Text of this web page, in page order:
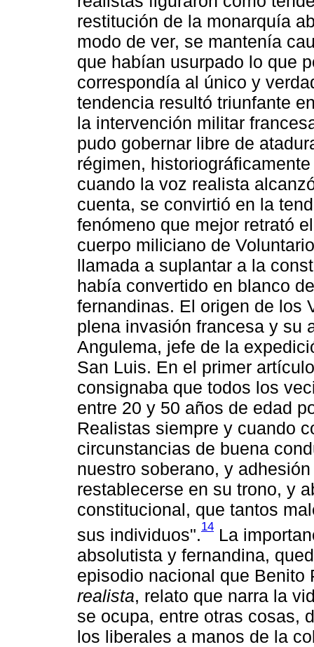
restitución de la monarquía
modo de ver, se mantenía
que habían usurpado lo que
correspondía al único y
tendencia resultó triunfante
la intervención militar
pudo gobernar libre de
régimen,
cuando la voz realista
cuenta, se convirtió en la
fenómeno que mejor retrató
cuerpo miliciano de
llamada a suplantar a la
había convertido en blanco
fernandinas. El origen de los
plena invasión francesa y su
Angulema, jefe de la
San Luis. En el primer
consignaba que todos los
entre 20 y 50 años de edad
Realistas siempre y cuando
circunstancias de buena
nuestro soberano, y
restablecerse en su trono, y
constitucional, que tantos
sus individuos".14 La
absolutista y fernandina,
episodio nacional que
realista, relato que narra la
se ocupa, entre otras cosas,
los liberales a manos de la